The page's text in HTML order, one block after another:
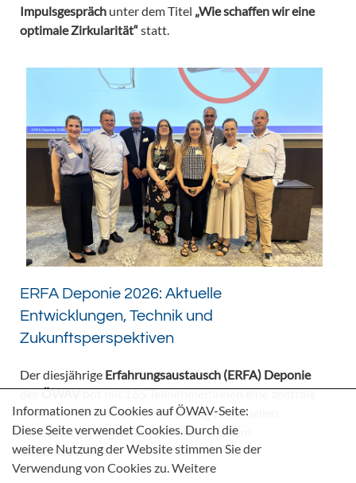
Impulsgespräch unter dem Titel „Wie schaffen wir eine
optimale Zirkularität“statt.
ERFA Deponie 2026: Aktuelle
Entwicklungen, Technik und
Zukunftsperspektiven
Der diesjährige Erfahrungsaustausch (ERFA) Deponie
desÖWAVbot mit 165 Teilnehmer:innen eine zentrale
Plattform für den fachlichen Dialog zu aktuellen
Herausforderungen und Entwicklungen im
Deponiebereich.
Informationen zu Cookies auf ÖWAV-Seite:
Diese Seite verwendet Cookies. Durch die
weitere Nutzung der Website stimmen Sie der
Verwendung von Cookies zu. Weitere